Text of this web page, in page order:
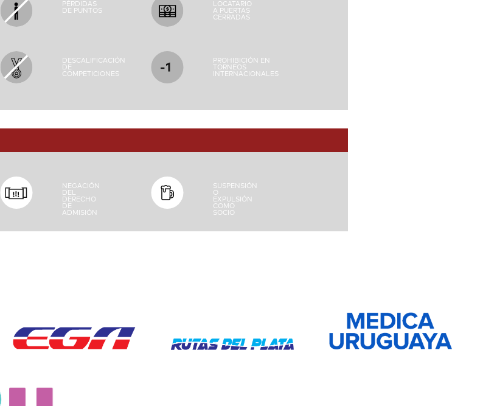
PÉRDIDAS
DE PUNTOS
LOCATARIO
A PUERTAS
CERRADAS
DESCALIFICACIÓN
DE
COMPETICIONES
PROHIBICIÓN EN
TORNEOS
INTERNACIONALES
NEGACIÓN
DEL
DERECHO
DE
ADMISIÓN
SUSPENSIÓN
O
EXPULSIÓN
COMO
SOCIO